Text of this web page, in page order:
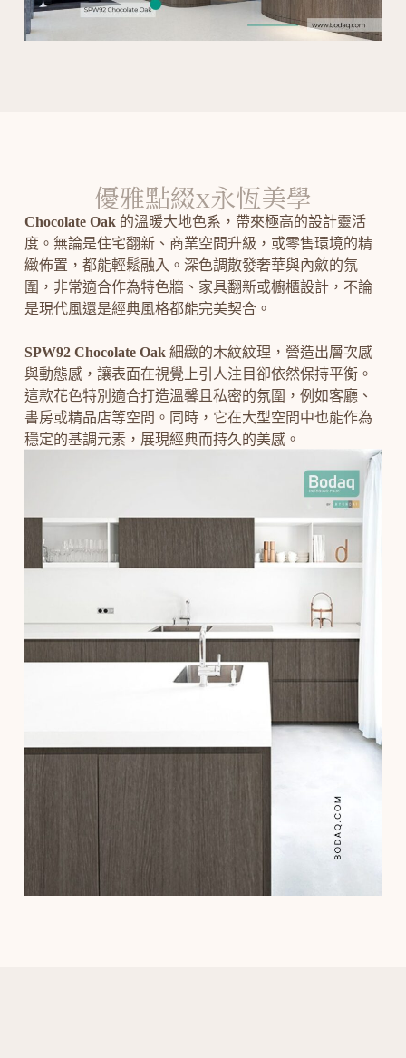
優雅點綴x永恆美學
Chocolate Oak的溫暖大地色系，帶來極高的設計靈活
度。無論是住宅翻新、商業空間升級，或零售環境的精
緻佈置，都能輕鬆融入。深色調散發奢華與內斂的氛
圍，非常適合作為特色牆、家具翻新或櫥櫃設計，不論
是現代風還是經典風格都能完美契合。
SPW92 Chocolate Oak細緻的木紋紋理，營造出層次感
與動態感，讓表面在視覺上引人注目卻依然保持平衡。
這款花色特別適合打造溫馨且私密的氛圍，例如客廳、
書房或精品店等空間。同時，它在大型空間中也能作為
穩定的基調元素，展現經典而持久的美感。